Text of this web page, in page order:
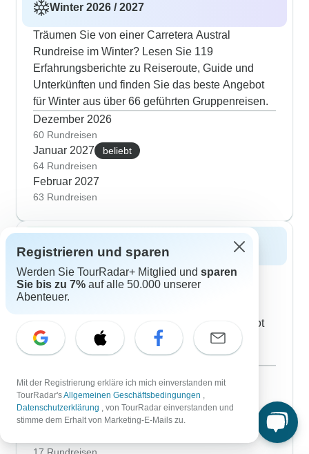
Winter 2026 / 2027
Träumen Sie von einer Carretera Austral
Rundreise im Winter? Lesen Sie 119
Erfahrungsberichte zu Reiseroute, Guide und
Unterkünften und finden Sie das beste Angebot
für Winter aus über 66 geführten Gruppenreisen.
Dezember 2026
60 Rundreisen
Januar 2027
beliebt
64 Rundreisen
Februar 2027
63 Rundreisen
Frühling 2027
Träumen Sie von einer Carretera Austral
Rundreise im Frühling? Lesen Sie 119
Unterkünften und finden Sie das beste Angebot
für Frühling aus über 58 geführten
Gruppenreisen.
58 Rundreisen
April 2027
38 Rundreisen
Registrieren und sparen
Werden Sie TourRadar+ Mitglied und sparen
Sie bis zu 7% auf alle 50.000 unserer
Abenteuer.
Mit der Registrierung erkläre ich mich einverstanden mit
TourRadar'sAllgemeinen Geschäftsbedingungen ,
Datenschutzerklärung , von TourRadar einverstanden und
stimme dem Erhalt von Marketing-E-Mails zu.